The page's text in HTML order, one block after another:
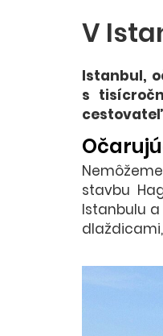
V
Istanbul,
s
stavbu
Istanbulu